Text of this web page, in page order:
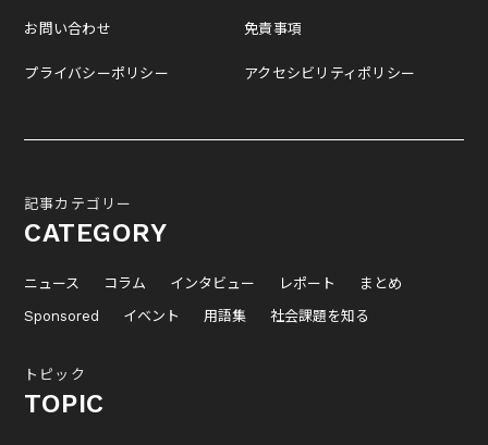
お問い合わせ
プライバシーポリシー
免責事項
アクセシビリティポリシー
記事カテゴリー
CATEGORY
ニュース コラム インタビュー レポート
まとめ
Sponsored
イベント 用語集 社会課題を知る
トピック
TOPIC